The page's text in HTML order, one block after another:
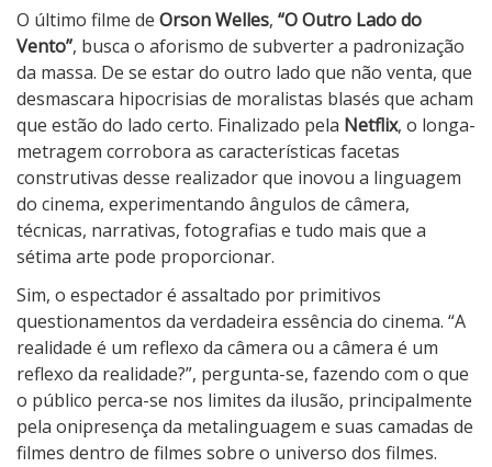
O
O
u
t
r
o
L
a
d
o
d
o
V
e
n
t
o
O último filme de Orson Welles, “O Outro Lado do
Vento”, busca o aforismo de subverter a padronização
da massa. De se estar do outro lado que não venta, que
desmascara hipocrisias de moralistas blasés que acham
que estão do lado certo. Finalizado pela Netflix, o longa-
metragem corrobora as características facetas
construtivas desse realizador que inovou a linguagem
do cinema, experimentando ângulos de câmera,
técnicas, narrativas, fotografias e tudo mais que a
sétima arte pode proporcionar.
Sim, o espectador é assaltado por primitivos
questionamentos da verdadeira essência do cinema. “A
realidade é um reflexo da câmera ou a câmera é um
reflexo da realidade?”, pergunta-se, fazendo com o que
o público perca-se nos limites da ilusão, principalmente
pela onipresença da metalinguagem e suas camadas de
filmes dentro de filmes sobre o universo dos filmes.